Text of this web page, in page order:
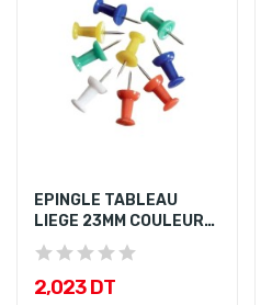
EPINGLE TABLEAU
LIEGE 23MM COULEURS
ASSORTIS
2,023 DT